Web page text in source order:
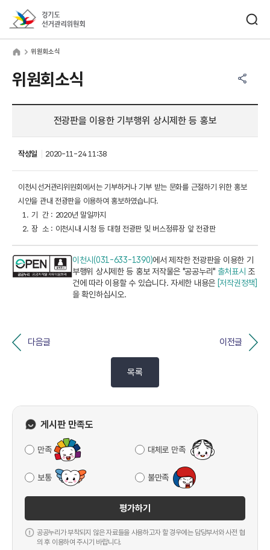
위원회소식
위원회소식
전광판을 이용한 기부행위 상시제한 등 홍보
작성일 2020-11-24 11:38
이천시선거관리위원회에서는 기부하거나 기부 받는 문화를 근절하기 위한 홍보
시안을 관내 전광판을 이용하여 홍보하였습니다.
1. 기 간 : 2020년 말일까지
2. 장 소 : 이천시내 시청 등 대형 전광판 및 버스정류장 앞 전광판
이천시(031-633-1390)에서 제작한 전광판을 이용한 기
부행위 상시제한 등 홍보 저작물은 "공공누리" 출처표시 조
건에 따라 이용할 수 있습니다. 자세한 내용은 [저작권정책]
을 확인하십시오.
다음글 이전글
목록
게시판 만족도
만족 대체로 만족
보통 불만족
평가하기
공공누리가 부착되지 않은 자료들을 사용하고자 할 경우에는 담당부서와 사전 협
의 후 이용하여 주시기 바랍니다.